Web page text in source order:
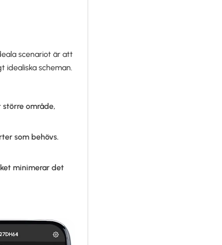
scenariot är att
idealiska scheman.
område,
som behövs.
minimerar det